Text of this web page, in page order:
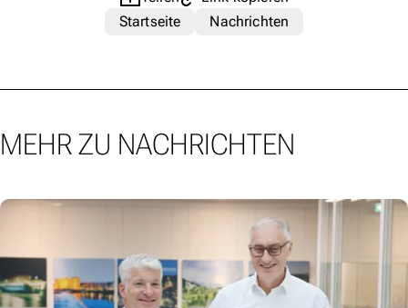
Startseite
Nachrichten
MEHR ZU NACHRICHTEN